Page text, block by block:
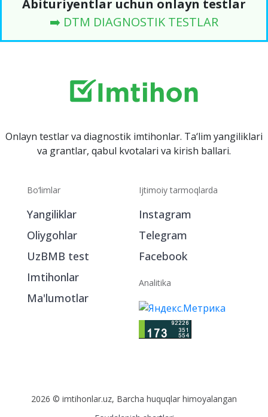
Abituriyentlar uchun onlayn testlar
➡️ DTM DIAGNOSTIK TESTLAR
Onlayn testlar va diagnostik imtihonlar. Ta‘lim yangiliklari
va grantlar, qabul kvotalari va kirish ballari.
Bo‘limlar
Yangiliklar
Oliygohlar
UzBMB test
Imtihonlar
Ma'lumotlar
Ijtimoiy tarmoqlarda
Instagram
Telegram
Facebook
Analitika
2026 © imtihonlar.uz, Barcha huquqlar himoyalangan